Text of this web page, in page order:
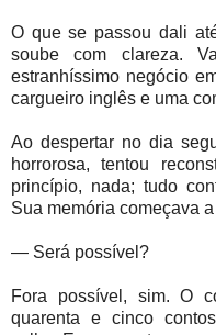
O que se passou dali
soube com clareza.
estranhíssimo negócio
cargueiro inglês e uma
Ao despertar no dia
horrorosa, tentou
princípio, nada; tudo
Sua memória começava
— Será possível?
Fora possível, sim. O
quarenta e cinco